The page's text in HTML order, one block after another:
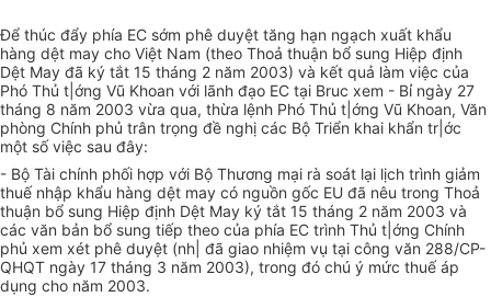
Để thúc đẩy phía EC sớm phê duyệt tăng hạn ngạch xuất khẩu
hàng dệt may cho Việt Nam (theo Thoả thuận bổ sung Hiệp định
Dệt May đã ký tắt 15 tháng 2 năm 2003) và kết quả làm việc của
Phó Thủ t|ớng Vũ Khoan với lãnh đạo EC tại Bruc xem - Bỉ ngày 27
tháng 8 năm 2003 vừa qua, thừa lệnh Phó Thủ t|ớng Vũ Khoan, Văn
phòng Chính phủ trân trọng đề nghị các Bộ Triển khai khẩn tr|ớc
một số việc sau đây:
- Bộ Tài chính phối hợp với Bộ Thương mại rà soát lại lịch trình giảm
thuế nhập khẩu hàng dệt may có nguồn gốc EU đã nêu trong Thoả
thuận bổ sung Hiệp định Dệt May ký tắt 15 tháng 2 năm 2003 và
các văn bản bổ sung tiếp theo của phía EC trình Thủ t|ớng Chính
phủ xem xét phê duyệt (nh| đã giao nhiệm vụ tại công văn 288/CP-
QHQT ngày 17 tháng 3 năm 2003), trong đó chú ý mức thuế áp
dụng cho năm 2003.